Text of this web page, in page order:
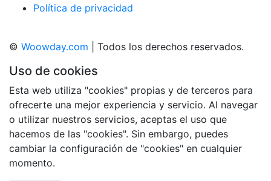
Política de privacidad
© Woowday.com | Todos los derechos reservados.
Uso de cookies
Esta web utiliza "cookies" propias y de terceros para
ofrecerte una mejor experiencia y servicio. Al navegar
o utilizar nuestros servicios, aceptas el uso que
hacemos de las "cookies". Sin embargo, puedes
cambiar la configuración de "cookies" en cualquier
momento.